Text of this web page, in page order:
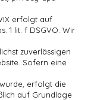
erfolgt auf
1 lit. f DSGVO. Wir
zuverlässigen
Sofern eine
erfolgt die
auf Grundlage